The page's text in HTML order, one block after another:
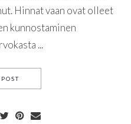
Hinnat vaan ovat olleet
kunnostaminen
...
KOKO KANSAN VALOKIRJAIN